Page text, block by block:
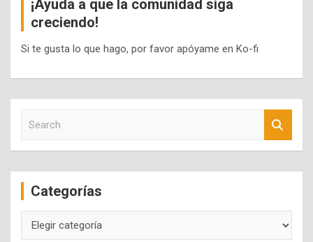
¡Ayuda a que la comunidad siga
creciendo!
Si te gusta lo que hago, por favor apóyame en Ko-fi
c
Categorías